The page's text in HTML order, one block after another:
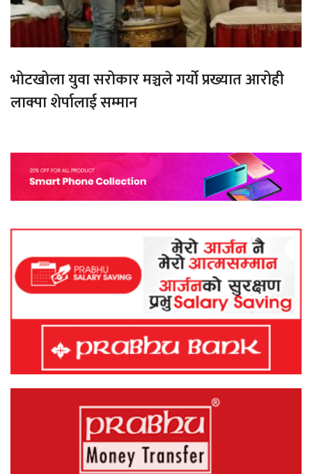
भोटखोला युवा सरोकार मञ्चले गर्यो प्रख्यात आरोही
लाक्पा शेर्पालाई सम्मान